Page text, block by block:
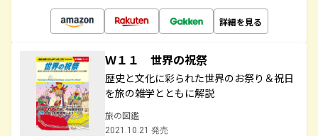
詳細を見る
Ｗ１１ 世界の祝祭
歴史と文化に彩られた世界のお祭り＆祝日
を旅の雑学とともに解説
旅の図鑑
2021.10.21 発売